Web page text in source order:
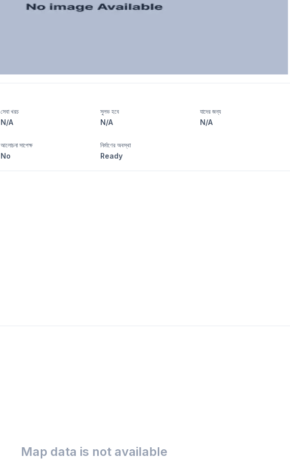
সেবা খরচ
N/A
সুলভ হবে
N/A
যাদের জন্য
N/A
আলোচনা সাপেক্ষ
No
নির্মাণের অবস্থা
Ready
Map data is not available